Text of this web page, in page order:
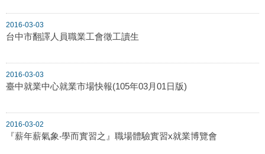
2016-03-03
台中市翻譯人員職業工會徵工讀生
2016-03-03
臺中就業中心就業市場快報(105年03月01日版)
2016-03-02
『薪年薪氣象‧學而實習之』職場體驗實習x就業博覽會